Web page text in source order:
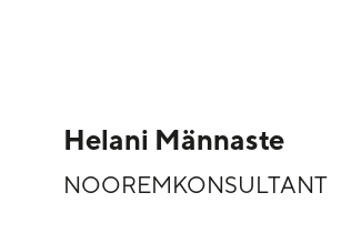
Helani Männaste
NOOREMKONSULTANT